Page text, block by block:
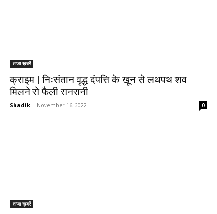
ताजा ख़बरें
क्राइम | निःसंतान वृद्ध दंपत्ति के खून से लथपथ शव
मिलने से फैली सनसनी
Shadik - November 16, 2022 0
ताजा ख़बरें